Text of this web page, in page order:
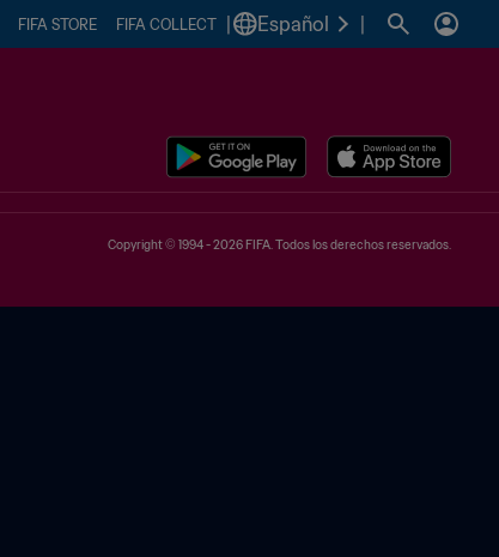
FIFA STORE FIFA COLLECT Español
Copyright © 1994 - 2026 FIFA. Todos los derechos reservados.